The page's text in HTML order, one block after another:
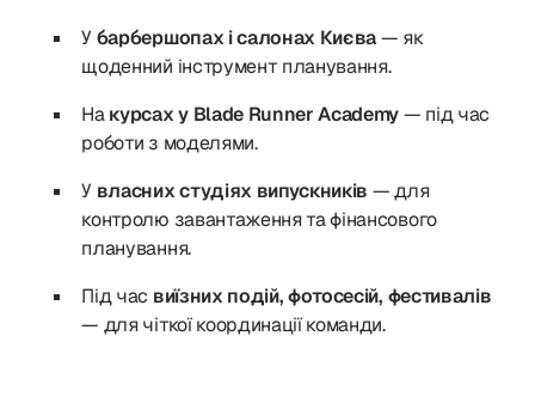
У барбершопах і салонах Києва— як
щоденний інструмент планування.
Накурсах у Blade Runner Academy— під час
роботи з моделями.
У власних студіях випускників — для
контролю завантаження та фінансового
планування.
Під час виїзних подій, фотосесій, фестивалів
— для чіткої координації команди.